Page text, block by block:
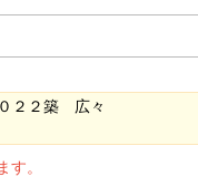
２２築 広々
す。